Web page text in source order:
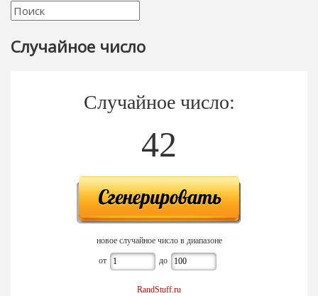
Случайное число
Случайное число:
42
новое случайное число в диапазоне
от до
RandStuff.ru